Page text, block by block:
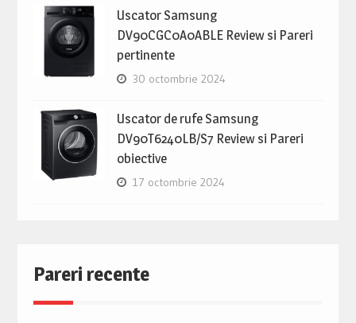
Uscator Samsung
DV90CGC0A0ABLE Review si Pareri
pertinente
30 octombrie 2024
Uscator de rufe Samsung
DV90T6240LB/S7 Review si Pareri
obiective
17 octombrie 2024
Pareri recente